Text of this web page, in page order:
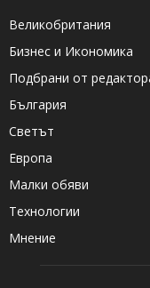
Великобритания
Бизнес и Икономика
Подбрани от
България
Светът
Европа
Малки обяви
Технологии
Мнение